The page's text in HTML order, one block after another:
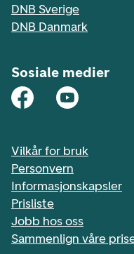
DNB Sverige
DNB Danmark
Sosiale medier
Vilkår for bruk
Personvern
Informasjonskapsler
Prisliste
Jobb hos oss
Sammenlign våre